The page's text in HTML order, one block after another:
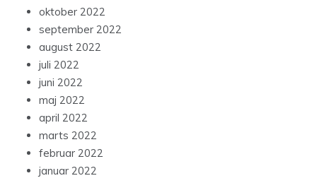
oktober 2022
september 2022
august 2022
juli 2022
juni 2022
maj 2022
april 2022
marts 2022
februar 2022
januar 2022